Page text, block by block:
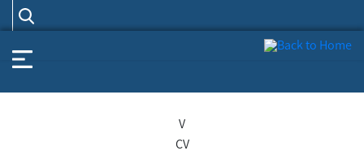
Toggle navigation
V
CV